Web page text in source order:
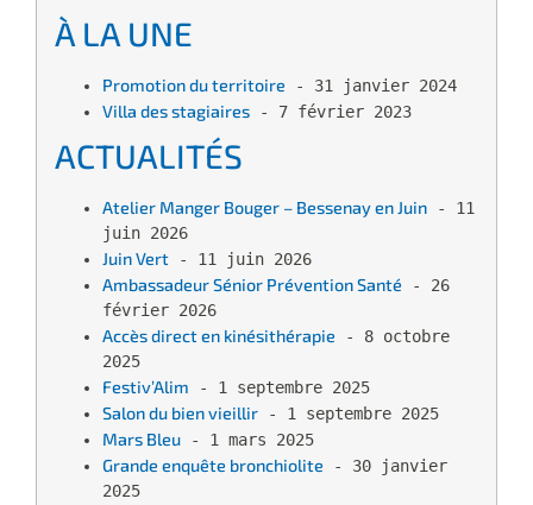
À LA UNE
Promotion du territoire - 31 janvier 2024
Villa des stagiaires - 7 février 2023
ACTUALITÉS
Atelier Manger Bouger – Bessenay en Juin - 11
juin 2026
Juin Vert - 11 juin 2026
Ambassadeur Sénior Prévention Santé - 26
février 2026
Accès direct en kinésithérapie - 8 octobre
2025
Festiv’Alim - 1 septembre 2025
Salon du bien vieillir - 1 septembre 2025
Mars Bleu - 1 mars 2025
Grande enquête bronchiolite - 30 janvier
2025